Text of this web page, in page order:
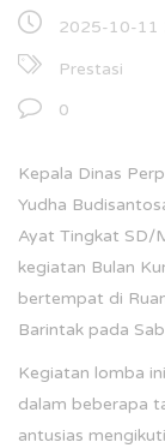
2025-10-11
Prestasi
0
Kepala Dinas
Yudha
Ayat Tingkat SD/
kegiatan Bulan
bertempat di
Barintak pada
Kegiatan lomba
dalam beberapa
antusias